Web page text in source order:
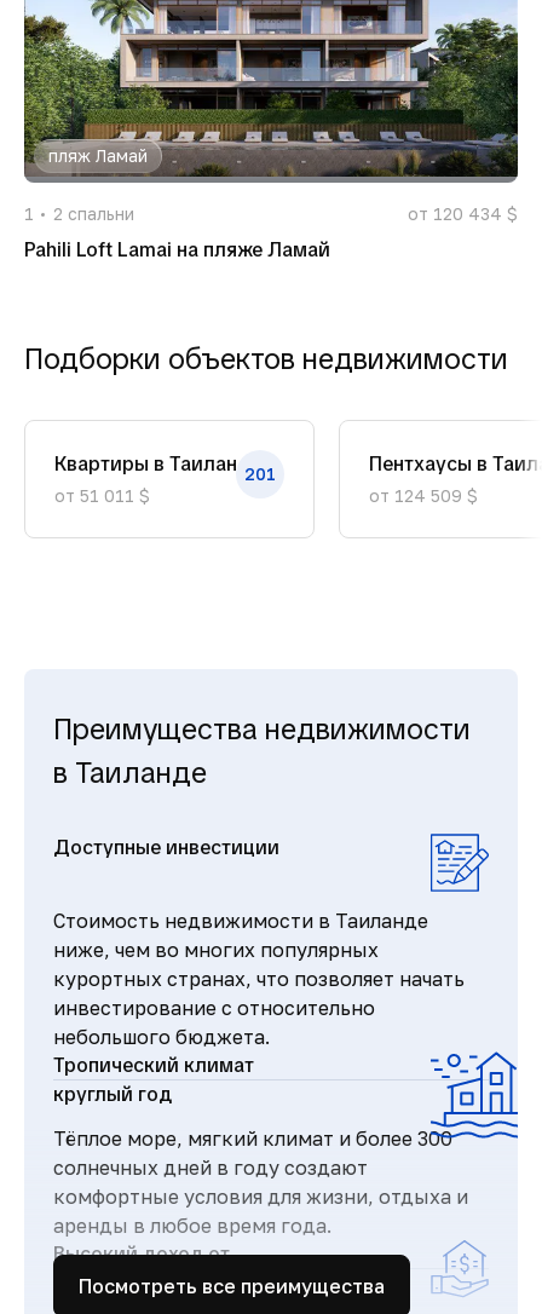
пляж Ламай
1 2 спальни от 120 434 $
Pahili Loft Lamai на пляже Ламай
Подборки объектов недвижимости
Квартиры в Таиланде
от 51 011 $
201 Пентхаусы в
от 124 509 $
Преимущества недвижимости
в Таиланде
Доступные инвестиции
Стоимость недвижимости в Таиланде
ниже, чем во многих популярных
курортных странах, что позволяет начать
инвестирование с относительно
небольшого бюджета.
Тропический климат
круглый год
Тёплое море, мягкий климат и более 300
солнечных дней в году создают
комфортные условия для жизни, отдыха и
аренды в любое время года.
Высокий доход от
аренды
Посмотреть все преимущества